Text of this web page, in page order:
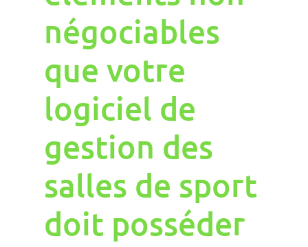
négociables
que votre
logiciel de
gestion des
salles de sport
doit posséder